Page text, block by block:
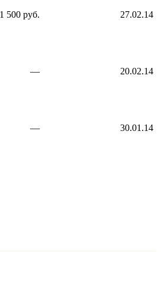
1 500 руб. 27.02.14
— 20.02.14
— 30.01.14